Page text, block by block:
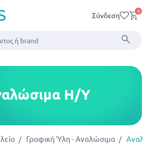
Σύνδεση 0
Η/Υ
Γραφική Ύλη - Αναλώσιμα